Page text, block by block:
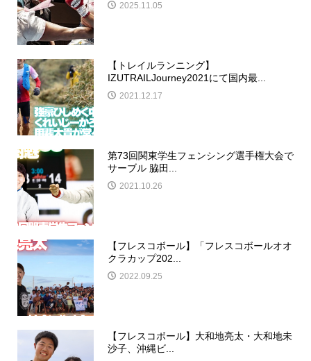
2025.11.05
【トレイルランニング】
IZUTRAILJourney2021にて国内最...
2021.12.17
第73回関東学生フェンシング選手権大会で
サーブル 脇田...
2021.10.26
【フレスコボール】「フレスコボールオオ
クラカップ202...
2022.09.25
【フレスコボール】大和地亮太・大和地未
沙子、沖縄ビ...